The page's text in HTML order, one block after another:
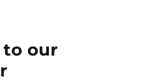
to our